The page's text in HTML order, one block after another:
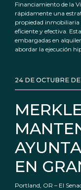
Financiamiento de la
rápidamente una
propiedad inmobiliaria
eficiente y efectiva.
embargadas en
abordar la ejecución
EN
24 DE OCTUBRE DE
Portland, OR – El